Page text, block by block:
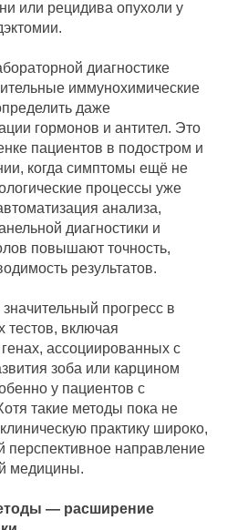
или рецидива опухоли у
диагностике
иммунохимические
даже
гормонов и антител. Это
пациентов в подостром и
когда симптомы ещё не
процессы уже
анализа,
диагностики и
повышают точность,
результатов.
прогресс в
тестов, включая
ассоциированных с
зоба или карцином
у пациентов с
такие методы пока не
практику широко,
перспективное направление
медицины.
— расширение